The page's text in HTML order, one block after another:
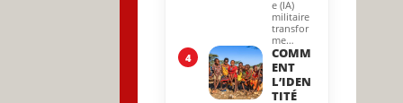
e (IA)
militaire
transfor
me…
4
COMM
ENT
L’IDEN
TITÉ